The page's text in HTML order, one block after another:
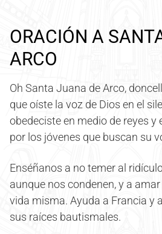
ORACIÓN A
ARCO
Oh Santa Juana de Arco,
que oíste la voz de Dios en el
obedeciste en medio de reyes y
por los jóvenes que buscan su
Enséñanos a no temer al
aunque nos condenen, y a
vida misma. Ayuda a Francia y
sus raíces bautismales.